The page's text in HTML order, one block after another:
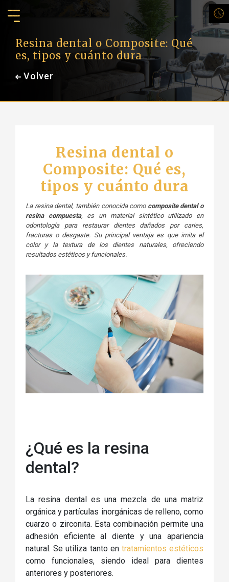
Resina dental o Composite: Qué
es, tipos y cuánto dura
Volver
Resina dental o
Composite: Qué es,
tipos y cuánto dura
La resina dental, también conocida como composite dental o
resina compuesta, es un material sintético utilizado en
odontología para restaurar dientes dañados por caries,
fracturas o desgaste. Su principal ventaja es que imita el
color y la textura de los dientes naturales, ofreciendo
resultados estéticos y funcionales.
¿Qué es la resina
dental?
La resina dental es una mezcla de una matriz
orgánica y partículas inorgánicas de relleno, como
cuarzo o zirconita. Esta combinación permite una
adhesión eficiente al diente y una apariencia
natural. Se utiliza tanto en tratamientos estéticos
como funcionales, siendo ideal para dientes
anteriores y posteriores.